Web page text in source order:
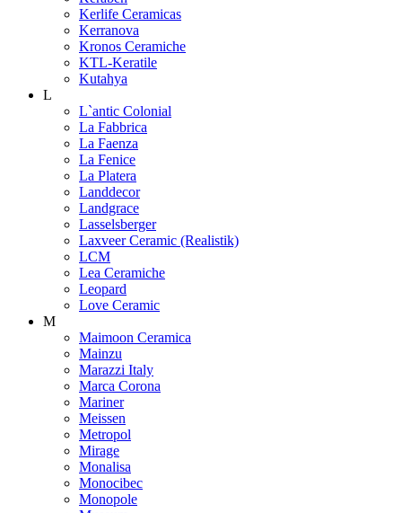
Kerlife Ceramicas
Kerranova
Kronos Ceramiche
KTL-Keratile
Kutahya
L
L`antic Colonial
La Fabbrica
La Faenza
La Fenice
La Platera
Landdecor
Landgrace
Lasselsberger
Laxveer Ceramic (Realistik)
LCM
Lea Ceramiche
Leopard
Love Ceramic
M
Maimoon Ceramica
Mainzu
Marazzi Italy
Marca Corona
Mariner
Meissen
Metropol
Mirage
Monalisa
Monocibec
Monopole